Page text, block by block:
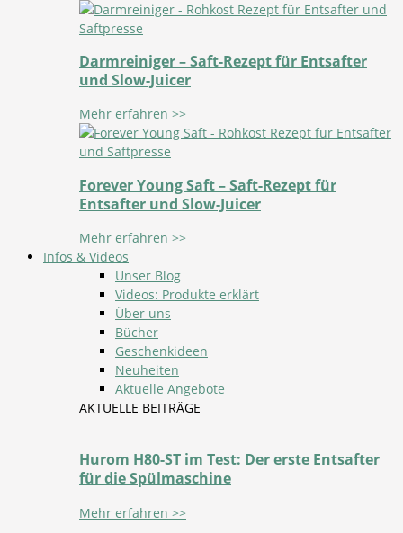
Darmreiniger – Saft-Rezept für Entsafter
und Slow-Juicer
Mehr erfahren >>
Forever Young Saft – Saft-Rezept für
Entsafter und Slow-Juicer
Mehr erfahren >>
Infos & Videos
Unser Blog
Videos: Produkte erklärt
Über uns
Bücher
Geschenkideen
Neuheiten
Aktuelle Angebote
AKTUELLE BEITRÄGE
Hurom H80-ST im Test: Der erste Entsafter
für die Spülmaschine
Mehr erfahren >>